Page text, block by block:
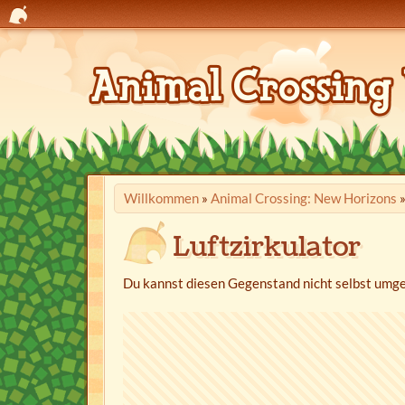
Willkommen» Animal Crossing: New Horizons
Luftzirkulator
Du kannst diesen Gegenstand nicht selbst